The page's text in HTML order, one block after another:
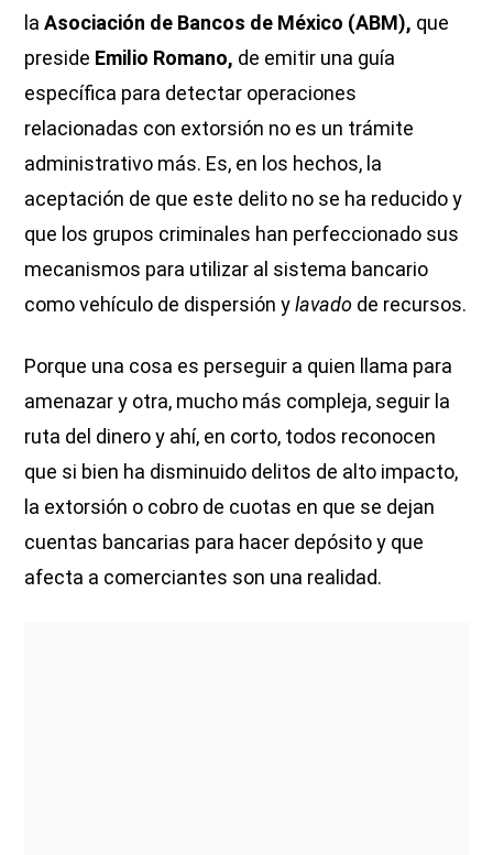
laAsociación de Bancos de México (ABM), que
preside Emilio Romano, de emitir una guía
específica para detectar operaciones
relacionadas con extorsión no es un trámite
administrativo más. Es, en los hechos, la
aceptación de que este delito no se ha reducido y
que los grupos criminales han perfeccionado sus
mecanismos para utilizar al sistema bancario
como vehículo de dispersión ylavado de recursos.
Porque una cosa es perseguir a quien llama para
amenazar y otra, mucho más compleja, seguir la
ruta del dinero y ahí, en corto, todos reconocen
que si bien ha disminuido delitos de alto impacto,
la extorsión o cobro de cuotas en que se dejan
cuentas bancarias para hacer depósito y que
afecta a comerciantes son una realidad.